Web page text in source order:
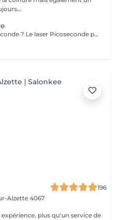
Qu'est-ce qu'un laser Picoseconde ? Le laser Picoseconde permet de délivrer une impulsion lumineuse de l'ordre de 300 picoseconde. Cette brièveté d'impulsion induit une onde de choc capable de fragmenter les pigments du tatouage. Le détatouage était jusqu'à présent réalisé avec des lasers dits «Q Switched» avec une durée d'impulsion de l'ordre de la nanoseconde, beaucoup moins efficace. - Efficace sur les tatouages noirs et de couleurs - Traitement corps, visage et maquillage permanant. - Le détatouage par laser ne laisse pas de cicatrices après le traitement ; - Les séances sont espacées de 30 à 40 jours (au lieu de 2 mois ou plus avec un laser «Q Switched») ; Il est impossible de prédire avec précision le nombre de séances nécessaires. En effet, tout dépend des facteurs sur lesquels nous n'avons aucune information avant de commencer le traitement (qualité et profondeur de l'encre, présence ou non de métaux dans les pigments)
196
Alzette 4067
plus qu'un service de